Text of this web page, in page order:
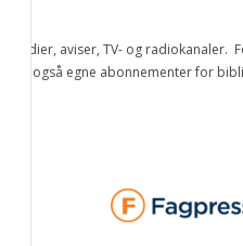
aviser, TV- og radiokanaler.
har også egne abonnementer for